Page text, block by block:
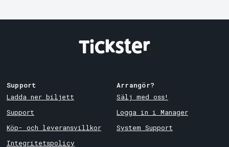
Support
Ladda ner biljett
Support
Köp- och leveransvillkor
Integritetspolicy
Arrangör?
Sälj med oss!
Logga in i Manager
System Support